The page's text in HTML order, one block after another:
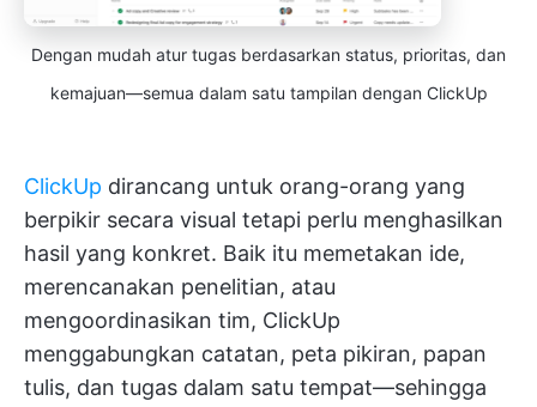
Dengan mudah atur tugas berdasarkan status, prioritas, dan
kemajuan—semua dalam satu tampilan dengan ClickUp
ClickUp dirancang untuk orang-orang yang
berpikir secara visual tetapi perlu menghasilkan
hasil yang konkret. Baik itu memetakan ide,
merencanakan penelitian, atau
mengoordinasikan tim, ClickUp
menggabungkan catatan, peta pikiran, papan
tulis, dan tugas dalam satu tempat—sehingga